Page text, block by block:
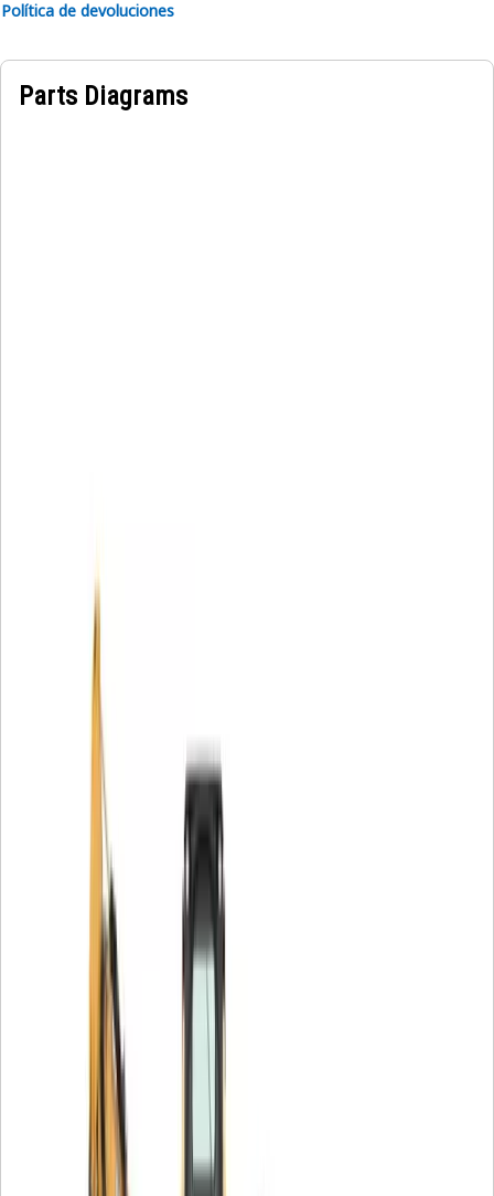
Política de devoluciones
Parts Diagrams